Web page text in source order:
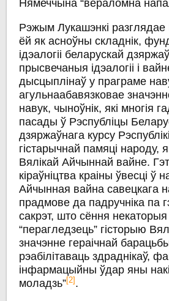
Нямеччына “вераломна
Рэжым Лукашэнкі
ёй як асноўны складнік,
ідэалогіі беларускай
прысвечаныя ідэалогіі і
дысцыплінаў у праграме
агульнаабавязковае
навук, чыноўнік, які многія
пасады ў Рэспубліцы
дзяржаўнага курсу
гістарычнай памяці народу,
Вялікай Айчыннай вайне.
кіраўніцтва краіны ўвесці ў
Айчынная вайна савецкага
прадмове да падручніка па
сакрэт, што сёння
“перагледзець” гісторыю
значэнне гераічнай
рэабілітаваць здраднікаў,
інфармацыйны ўдар яны
моладзь”[2] .